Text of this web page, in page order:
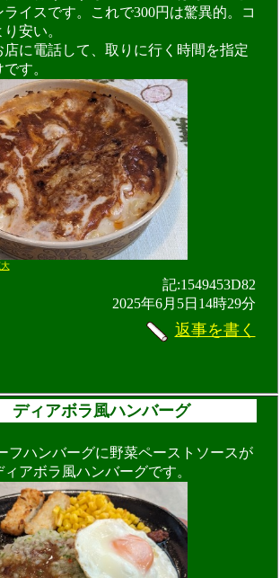
イスです。これで300円は驚異的。コ
安い。
店に電話して、取りに行く時間を指定
す。
記:1549453D82
2025年6月5日14時29分
返事を書く
ディアボラ風ハンバーグ
フハンバーグに野菜ペーストソースが
アボラ風ハンバーグです。